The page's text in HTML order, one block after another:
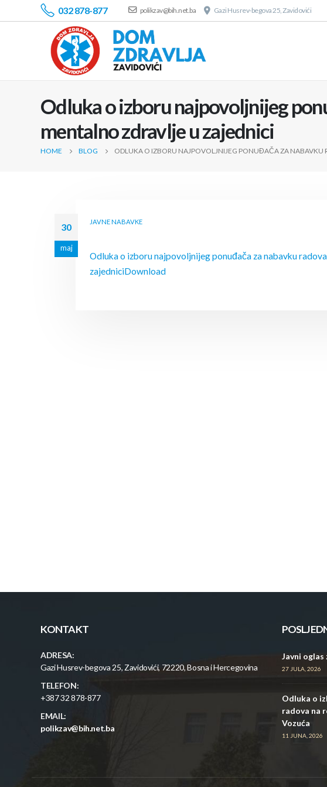
032 878-877 polikzav@bih.net.ba Gazi Husrev-begova 25, Zavidovići
Odluka o izboru najpovoljnijeg
mentalno zdravlje u zajednici
HOME BLOG ODLUKA O IZBORU NAJPOVOLJNIJEG PONUĐAČA ZA NABAVKU
30
maj
JAVNE NABAVKE
Odluka o izboru najpovoljnijeg ponuđača za nabavku
zajedniciDownload
KONTAKT
ADRESA:
Gazi Husrev-begova 25, Zavidovići, 72220, Bosna i Hercegovina
TELEFON:
+387 32 878-877
EMAIL:
polikzav@bih.net.ba
Javni oglas
27 JULA, 2026
Odluka o
radova na
Vozuća
11 JUNA, 2026